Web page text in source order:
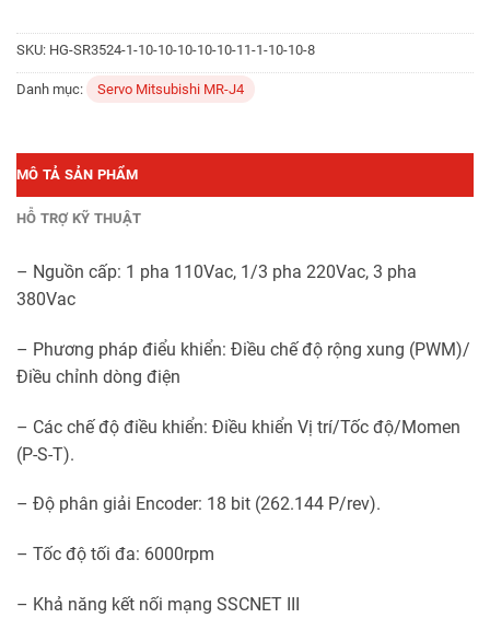
SKU: HG-SR3524-1-10-10-10-10-10-11-1-10-10-8
Danh mục: Servo Mitsubishi MR-J4
MÔ TẢ SẢN PHẨM
HỖ TRỢ KỸ THUẬT
– Nguồn cấp: 1 pha 110Vac, 1/3 pha 220Vac, 3 pha
380Vac
– Phương pháp điểu khiển: Điều chế độ rộng xung (PWM)/
Điều chỉnh dòng điện
– Các chế độ điều khiển: Điều khiển Vị trí/Tốc độ/Momen
(P-S-T).
– Độ phân giải Encoder: 18 bit (262.144 P/rev).
– Tốc độ tối đa: 6000rpm
– Khả năng kết nối mạng SSCNET III